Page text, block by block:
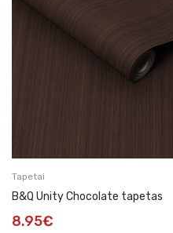
Tapetai
B&Q Unity Chocolate tapetas
8.95€